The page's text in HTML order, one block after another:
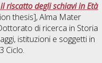
riscatto degli schiavi in Età
thesis], Alma Mater
di ricerca in Storia
istituzioni e soggetti in
Ciclo.